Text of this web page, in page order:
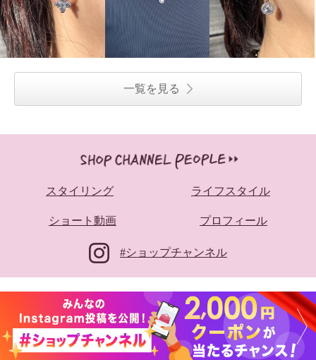
一覧を見る
スタイリング ライフスタイル
ショート動画 プロフィール
#ショップチャンネル